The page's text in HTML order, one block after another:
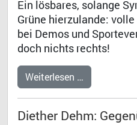
Ein lösbares, solange
Grüne hierzulande:
bei Demos und
doch nichts rechts!
Weiterlesen …
Diether Dehm: